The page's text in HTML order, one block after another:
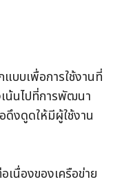
บเพื่อการใช้งานที่
น้นไปที่การพัฒนา
ดึงดูดให้มีผู้ใช้งาน
นื่องของเครือข่าย